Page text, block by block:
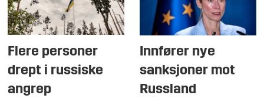
Flere personer
drept i russiske
angrep
Innfører nye
sanksjoner mot
Russland